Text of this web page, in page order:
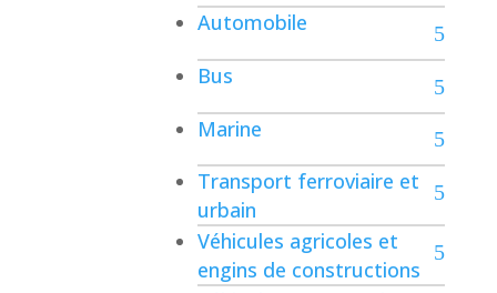
Automobile
Bus
Marine
Transport ferroviaire et
urbain
Véhicules agricoles et
engins de constructions